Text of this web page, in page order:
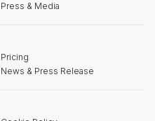
Press & Media
Pricing
News & Press Release